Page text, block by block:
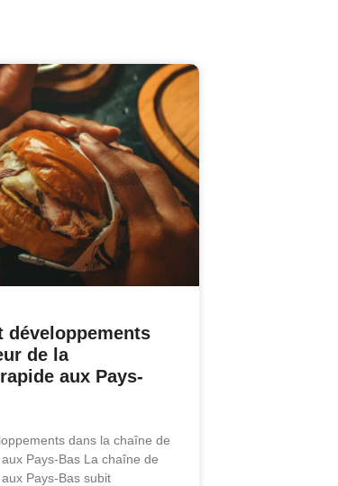
développements
de la
aux Pays-
dans la chaîne de
Pays-Bas La chaîne de
Pays-Bas subit